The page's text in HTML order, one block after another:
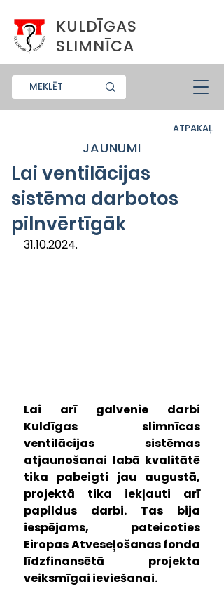
KULDĪGAS
SLIMNĪCA
ATPAKAĻ
JAUNUMI
Lai ventilācijas
sistēma darbotos
pilnvērtīgāk
31.10.2024.
Lai arī galvenie darbi
Kuldīgas slimnīcas
ventilācijas sistēmas
atjaunošanai labā kvalitātē
tika pabeigti jau augustā,
projektā tika iekļauti arī
papildus darbi. Tas bija
iespējams, pateicoties
Eiropas Atveseļošanas fonda
līdzfinansētā projekta
veiksmīgai ieviešanai.